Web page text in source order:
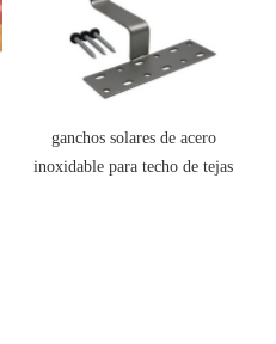
ganchos solares de acero
inoxidable para techo de tejas